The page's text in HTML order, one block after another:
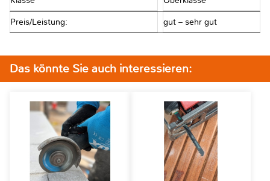
Preis/Leistung: gut – sehr gut
Das könnte Sie auch interessieren: